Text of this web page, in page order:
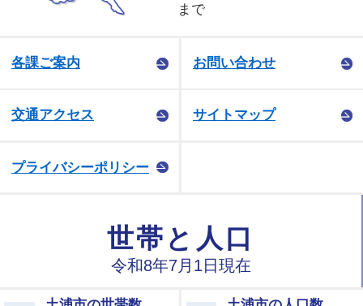
まで
各課ご案内 お問い合わせ
交通アクセス サイトマップ
プライバシーポリシー